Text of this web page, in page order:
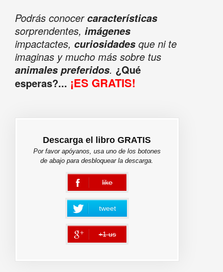
Podrás conocercaracterísticas
sorprendentes, imágenes
impactactes, curiosidadesque ni te
imaginas y mucho más sobre tus
animales preferidos. ¿Qué
esperas?... ¡ES GRATIS!
Descarga el libro GRATIS
Por favor apóyanos, usa uno de los botones
de abajo para desbloquear la descarga.
like
error
tweet
+1 us
error